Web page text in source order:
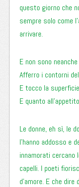
questo giorno che
sempre solo come
arrivare.
E non sono
Afferro i contorni
E tocco la
E quanto
Le donne, eh sì, le
l’hanno addosso e
innamorati cercano
capelli. I poeti
d’amore. E che